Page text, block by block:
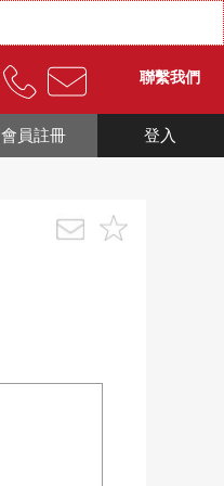
聯繫我們
登入
會員註冊